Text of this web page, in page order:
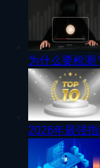
为什么要检测
2026年最强